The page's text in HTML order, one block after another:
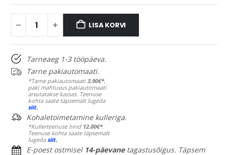
LISA KORVI
Tarneaeg 1-3 tööpäeva.
Tarne pakiautomaati.
*Tarne pakiautomaati 3.90€*,
paki mahtuvus pakiautomaati
arvutatakse kassas. Teenuse
kohta saate täpsemalt lugeda
siit.
Kohaletoimetamine kulleriga.
*Kullerteenuse hind 12.00€*.
Teenuse kohta saate täpsemalt
lugedasiit.
E-poest ostmisel 14-päevanetagastusõigus. Täpsem